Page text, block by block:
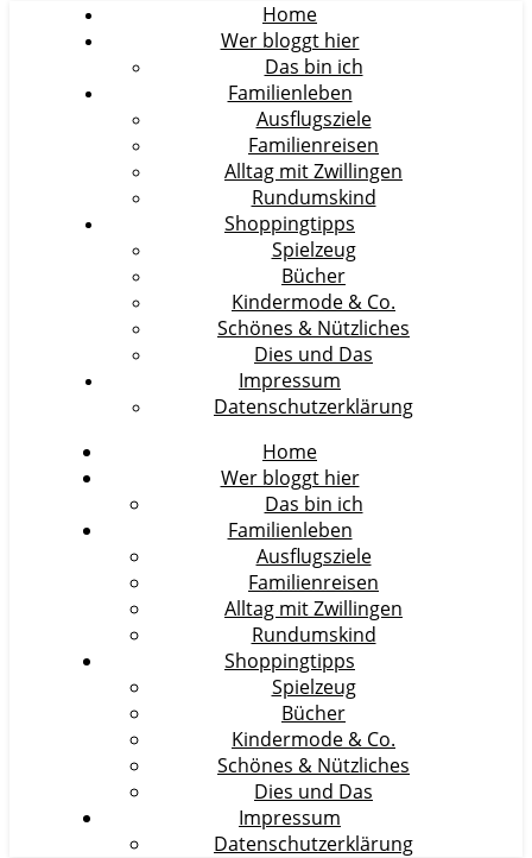
Home
Wer bloggt hier
Das bin ich
Familienleben
Ausflugsziele
Familienreisen
Alltag mit Zwillingen
Rundumskind
Shoppingtipps
Spielzeug
Bücher
Kindermode & Co.
Schönes & Nützliches
Dies und Das
Impressum
Datenschutzerklärung
Home
Wer bloggt hier
Das bin ich
Familienleben
Ausflugsziele
Familienreisen
Alltag mit Zwillingen
Rundumskind
Shoppingtipps
Spielzeug
Bücher
Kindermode & Co.
Schönes & Nützliches
Dies und Das
Impressum
Datenschutzerklärung